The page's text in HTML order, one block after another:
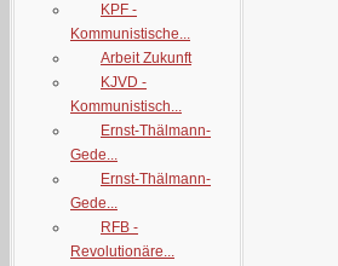
KPF -
Kommunistische...
Arbeit Zukunft
KJVD -
Kommunistisch...
Ernst-Thälmann-
Gede...
Ernst-Thälmann-
Gede...
RFB -
Revolutionäre...